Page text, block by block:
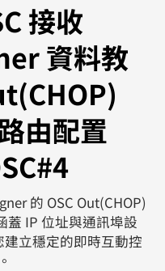
接收
資料教
由配置
的 OSC Out(CHOP)
蓋 IP 位址與通訊埠設
立穩定的即時互動控